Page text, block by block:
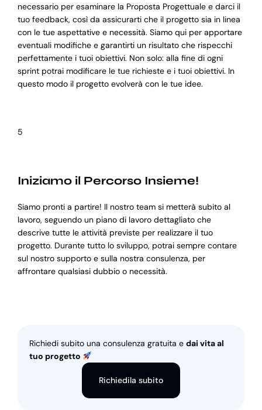
necessario per esaminare la Proposta Progettuale e darci il
tuo feedback, così da assicurarti che il progetto sia in linea
con le tue aspettative e necessità. Siamo qui per apportare
eventuali modifiche e garantirti un risultato che rispecchi
perfettamente i tuoi obiettivi. Non solo: alla fine di ogni
sprint potrai modificare le tue richieste e i tuoi obiettivi. In
questo modo il progetto evolverà con le tue idee.
5
Iniziamo il Percorso Insieme!
Siamo pronti a partire! Il nostro team si metterà subito al
lavoro, seguendo un piano di lavoro dettagliato che
descrive tutte le attività previste per realizzare il tuo
progetto. Durante tutto lo sviluppo, potrai sempre contare
sul nostro supporto e sulla nostra consulenza, per
affrontare qualsiasi dubbio o necessità.
Richiedi subito una consulenza gratuita e dai vita al
tuo progetto
Richiedila subito